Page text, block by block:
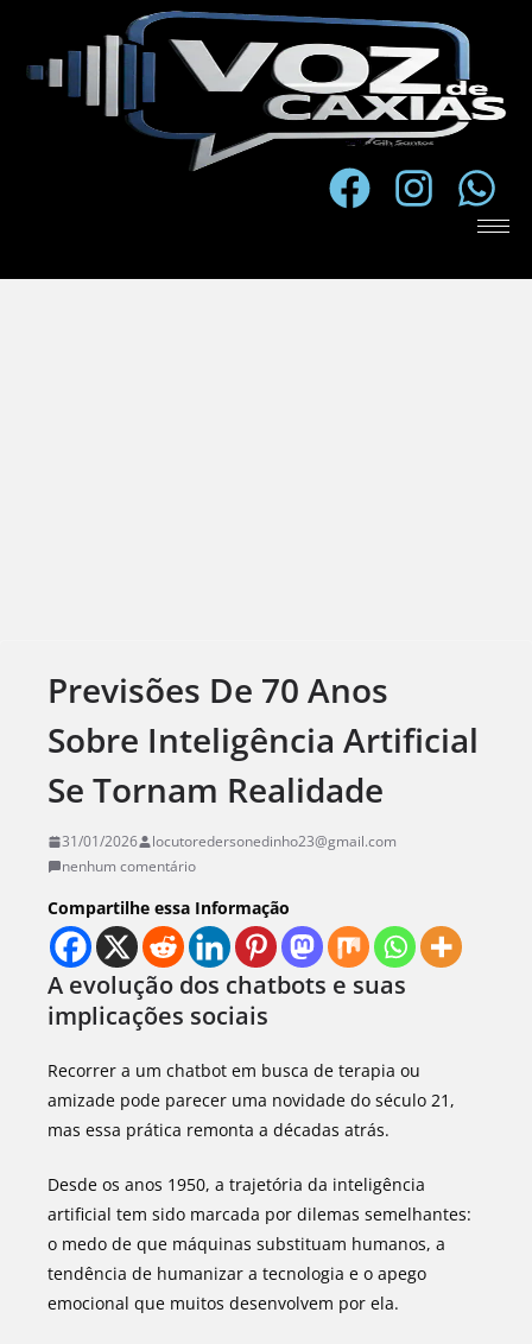
Previsões De 70 Anos
Sobre Inteligência Artificial
Se Tornam Realidade
31/01/2026
locutoredersonedinho23@gmail.com
nenhum comentário
Compartilhe essa Informação
A evolução dos chatbots e suas
implicações sociais
Recorrer a um chatbot em busca de terapia ou
amizade pode parecer uma novidade do século 21,
mas essa prática remonta a décadas atrás.
Desde os anos 1950, a trajetória da inteligência
artificial tem sido marcada por dilemas semelhantes:
o medo de que máquinas substituam humanos, a
tendência de humanizar a tecnologia e o apego
emocional que muitos desenvolvem por ela.